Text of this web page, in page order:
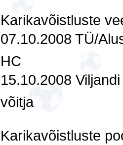
Karikavõistluste
07.10.2008 TÜ/
HC
15.10.2008
võitja
Karikavõistluste